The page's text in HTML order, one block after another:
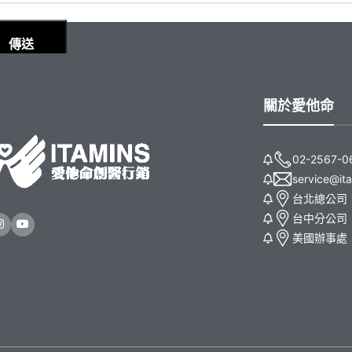
關於愛他命
02-2567-
台北總公司
台中分公司
美國辦事處